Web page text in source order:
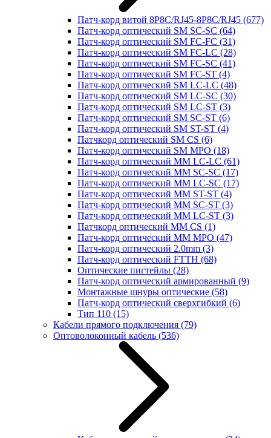
Патч-корд витой 8P8C/RJ45-8P8C/RJ45 (677)
Патч-корд оптический SM SC-SC (64)
Патч-корд оптический SM FC-FC (31)
Патч-корд оптический SM FC-LC (28)
Патч-корд оптический SM FC-SC (41)
Патч-корд оптический SM FC-ST (4)
Патч-корд оптический SM LC-LC (48)
Патч-корд оптический SM LC-SC (30)
Патч-корд оптический SM LC-ST (3)
Патч-корд оптический SM SC-ST (6)
Патч-корд оптический SM ST-ST (4)
Патчкорд оптический SM CS (6)
Патч-корд оптический SM MPO (18)
Патч-корд оптический MM LC-LC (61)
Патч-корд оптический MM SC-SC (17)
Патч-корд оптический MM LC-SC (17)
Патч-корд оптический MM ST-ST (4)
Патч-корд оптический MM SC-ST (3)
Патч-корд оптический MM LC-ST (3)
Патчкорд оптический MM CS (1)
Патч-корд оптический MM MPO (47)
Патч-корд оптический 2.0mm (3)
Патч-корд оптический FTTH (68)
Оптические пигтейлы (28)
Патч-корд оптический армированный (9)
Монтажные шнуры оптические (58)
Патч-корд оптический сверхгибкий (6)
Тип 110 (15)
Кабели прямого подключения (79)
Оптоволоконный кабель (536)